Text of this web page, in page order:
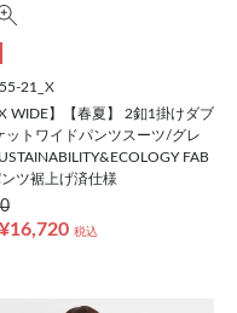
21_X
WIDE】【春夏】 2釦1掛けダブ
ットワイドパンツスーツ/グレ
FAB
ツ裾上げ済仕様
税込